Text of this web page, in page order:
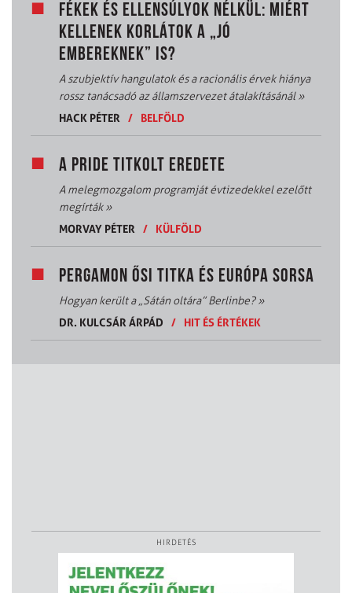
FÉKEK ÉS ELLENSÚLYOK NÉLKÜL: MIÉRT
KELLENEK KORLÁTOK A „JÓ
EMBEREKNEK” IS?
A szubjektív hangulatok és a racionális érvek hiánya
rossz tanácsadó az államszervezet átalakításánál»
HACK PÉTER
/ BELFÖLD
A PRIDE TITKOLT EREDETE
A melegmozgalom programját évtizedekkel ezelőtt
megírták»
MORVAY PÉTER
/ KÜLFÖLD
PERGAMON ŐSI TITKA ÉS EURÓPA SORSA
Hogyan került a „Sátán oltára” Berlinbe?»
DR. KULCSÁR ÁRPÁD
/ HIT ÉS ÉRTÉKEK
HIRDETÉS